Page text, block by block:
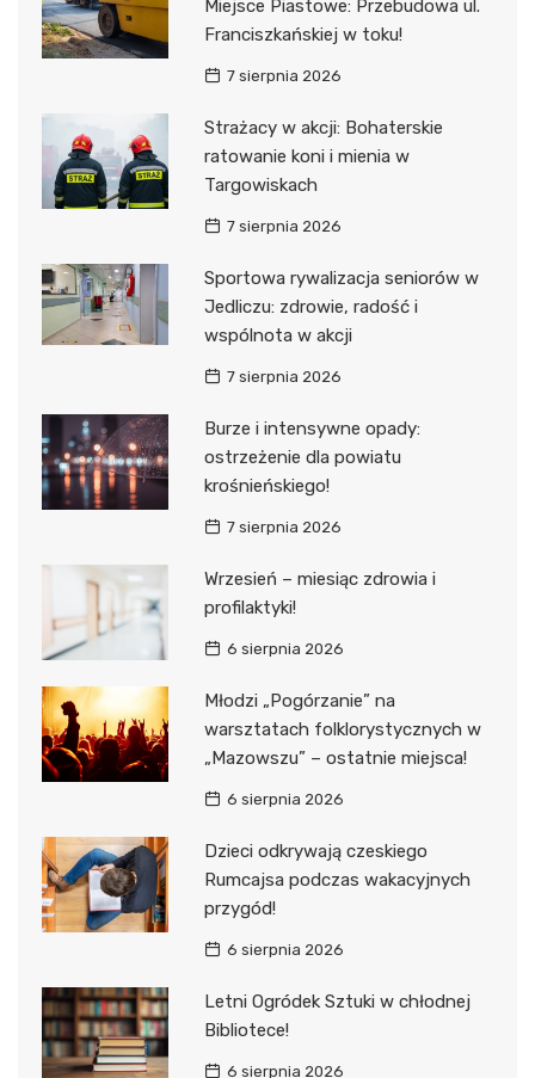
Miejsce Piastowe: Przebudowa ul.
Franciszkańskiej w toku!
7 sierpnia 2026
Strażacy w akcji: Bohaterskie
ratowanie koni i mienia w
Targowiskach
7 sierpnia 2026
Sportowa rywalizacja seniorów w
Jedliczu: zdrowie, radość i
wspólnota w akcji
7 sierpnia 2026
Burze i intensywne opady:
ostrzeżenie dla powiatu
krośnieńskiego!
7 sierpnia 2026
Wrzesień – miesiąc zdrowia i
profilaktyki!
6 sierpnia 2026
Młodzi „Pogórzanie” na
warsztatach folklorystycznych w
„Mazowszu” – ostatnie miejsca!
6 sierpnia 2026
Dzieci odkrywają czeskiego
Rumcajsa podczas wakacyjnych
przygód!
6 sierpnia 2026
Letni Ogródek Sztuki w chłodnej
Bibliotece!
6 sierpnia 2026